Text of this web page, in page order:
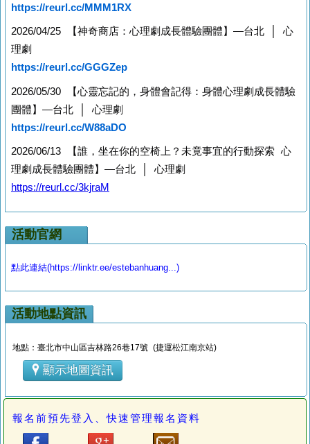
https://reurl.cc/MMM1RX
2026/04/25 【神奇商店：心理劇成長體驗團體】—台北 │ 心
理劇
https://reurl.cc/GGGZep
2026/05/30 【心靈忘記的，身體會記得：身體心理劇成長體驗
團體】—台北 │ 心理劇
https://reurl.cc/W88aDO
2026/06/13 【誰，坐在你的空椅上？未竟事宜的行動探索 心
理劇成長體驗團體】—台北 │ 心理劇
https://reurl.cc/3kjraM
活動官網
點此連結(https://linktr.ee/estebanhuang...)
活動地點資訊
地點：臺北市中山區吉林路26巷17號 (捷運松江南京站)
顯示地圖資訊
報名前預先登入、快速管理報名資料